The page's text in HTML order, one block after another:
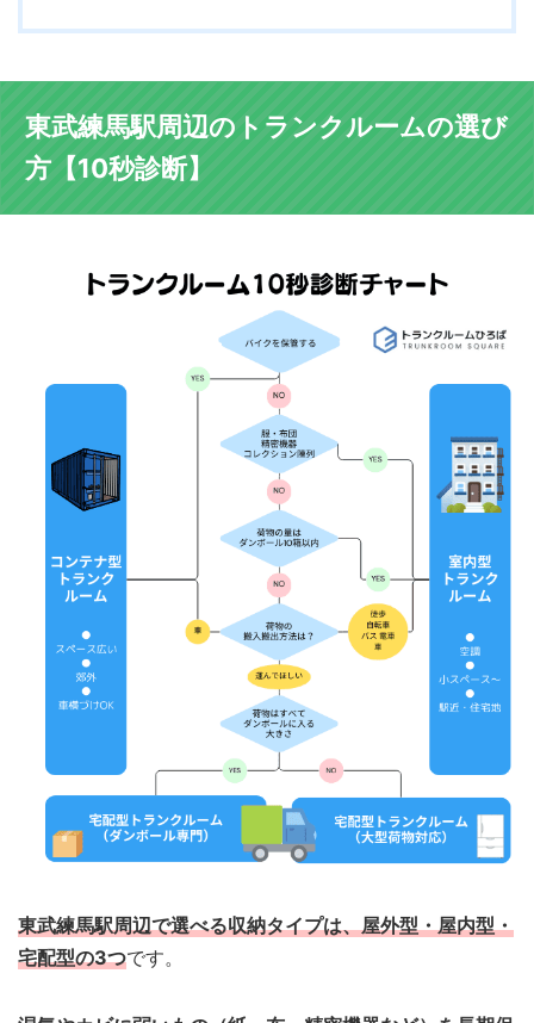
東武練馬駅周辺のトランクルームの選び
方【10秒診断】
東武練馬駅周辺で選べる収納タイプは、屋外型・屋内型・
宅配型の3つです。